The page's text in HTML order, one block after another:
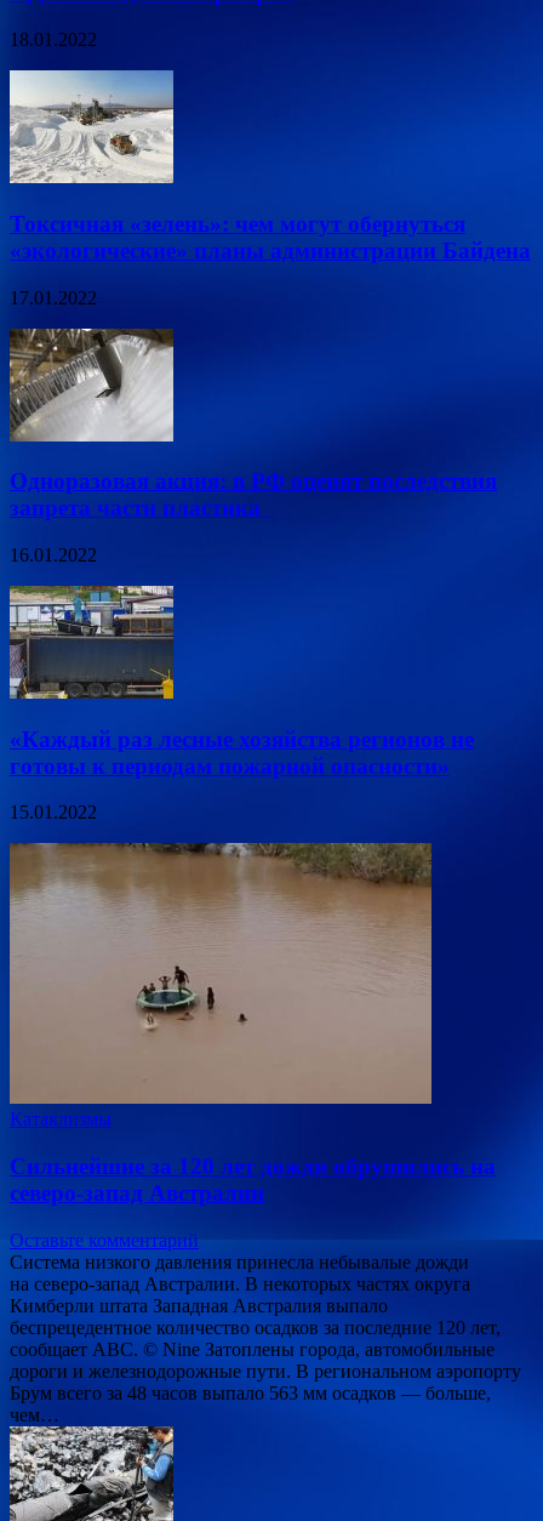
18.01.2022
Токсичная «зелень»: чем могут обернуться
«экологические» планы администрации Байдена
17.01.2022
Одноразовая акция: в РФ оценят последствия
запрета части пластика
16.01.2022
«Каждый раз лесные хозяйства регионов не
готовы к периодам пожарной опасности»
15.01.2022
Катаклизмы
Сильнейшие за 120 лет дожди обрушились на
северо-запад Австралии
Оставьте комментарий
Система низкого давления принесла небывалые дожди
на северо-запад Австралии. В некоторых частях округа
Кимберли штата Западная Австралия выпало
беспрецедентное количество осадков за последние 120 лет,
сообщает ABC. © Nine Затоплены города, автомобильные
дороги и железнодорожные пути. В региональном аэропорту
Брум всего за 48 часов выпало 563 мм осадков — больше,
чем…